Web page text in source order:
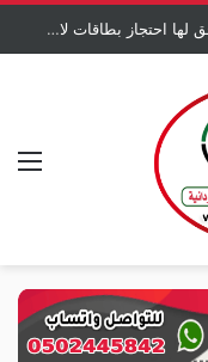
مولانا بدر الدين: لجنة أوضاع اللاعبين لا يحق لها احتجاز بطاقات لاعبي المريخ